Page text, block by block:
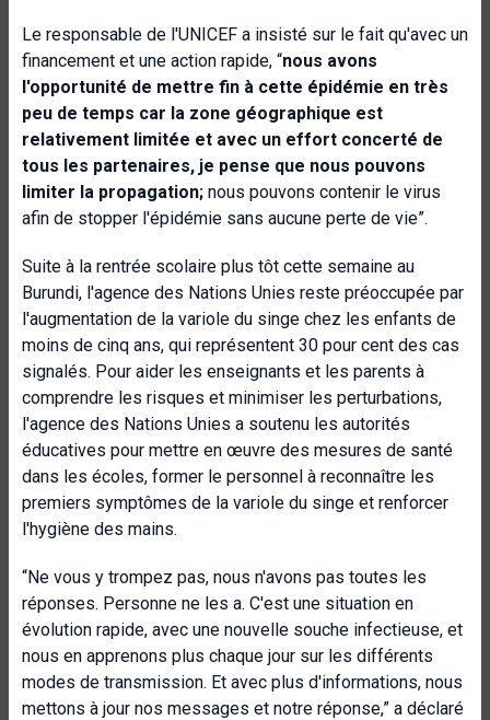
Le responsable de l'UNICEF a insisté sur le fait qu'avec un
financement et une action rapide, “nous avons
l'opportunité de mettre fin à cette épidémie en très
peu de temps car la zone géographique est
relativement limitée et avec un effort concerté de
tous les partenaires, je pense que nous pouvons
limiter la propagation; nous pouvons contenir le virus
afin de stopper l'épidémie sans aucune perte de vie”.
Suite à la rentrée scolaire plus tôt cette semaine au
Burundi, l'agence des Nations Unies reste préoccupée par
l'augmentation de la variole du singe chez les enfants de
moins de cinq ans, qui représentent 30 pour cent des cas
signalés. Pour aider les enseignants et les parents à
comprendre les risques et minimiser les perturbations,
l'agence des Nations Unies a soutenu les autorités
éducatives pour mettre en œuvre des mesures de santé
dans les écoles, former le personnel à reconnaître les
premiers symptômes de la variole du singe et renforcer
l'hygiène des mains.
“Ne vous y trompez pas, nous n'avons pas toutes les
réponses. Personne ne les a. C'est une situation en
évolution rapide, avec une nouvelle souche infectieuse, et
nous en apprenons plus chaque jour sur les différents
modes de transmission. Et avec plus d'informations, nous
mettons à jour nos messages et notre réponse,” a déclaré